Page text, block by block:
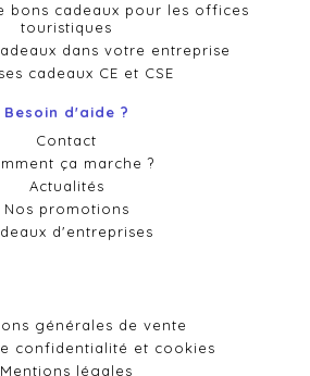
bons cadeaux pour les offices
touristiques
dans votre entreprise
cadeaux CE et CSE
Besoin d'aide ?
Contact
ça marche ?
Actualités
Nos promotions
d'entreprises
générales de vente
confidentialité et cookies
Mentions légales